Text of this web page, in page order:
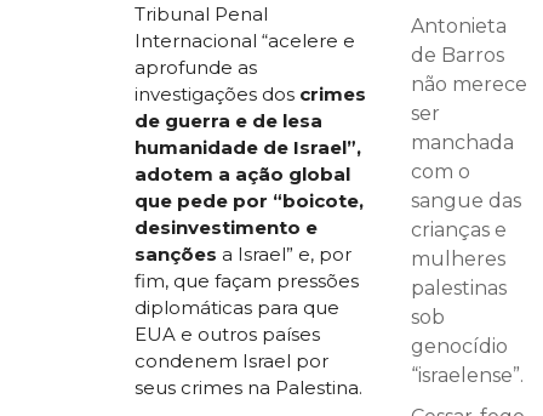
Tribunal Penal
Internacional “acelere e
aprofunde as
investigações dos crimes
de guerra e de lesa
humanidade de Israel”,
adotem a ação global
que pede por “boicote,
desinvestimento e
sanções a Israel” e, por
fim, que façam pressões
diplomáticas para que
EUA e outros países
condenem Israel por
seus crimes na Palestina.
Antonieta
de Barros
não merece
ser
manchada
com o
sangue das
crianças e
mulheres
palestinas
sob
genocídio
“israelense”.